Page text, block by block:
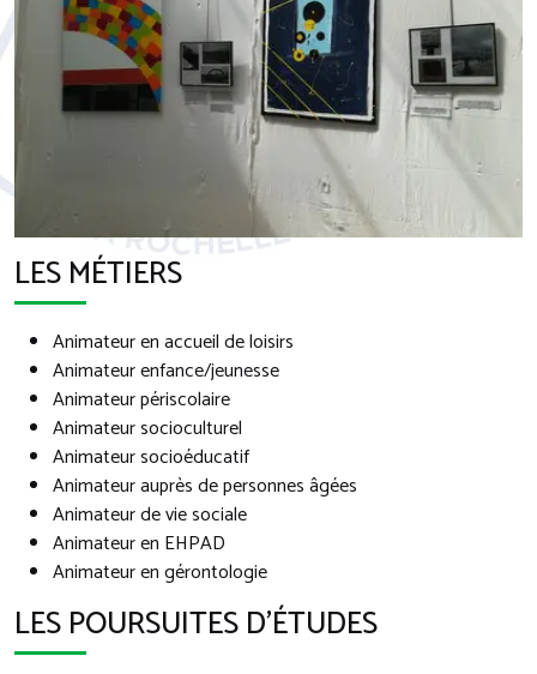
LES MÉTIERS
Animateur en accueil de loisirs
Animateur enfance/jeunesse
Animateur périscolaire
Animateur socioculturel
Animateur socioéducatif
Animateur auprès de personnes âgées
Animateur de vie sociale
Animateur en EHPAD
Animateur en gérontologie
LES POURSUITES D'ÉTUDES